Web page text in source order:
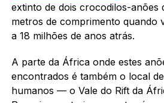
extinto de dois crocodilos-anões
metros de comprimento quando
a 18 milhões de anos atrás.
A parte da África onde estes
encontrados é também o local
humanos — o Vale do Rift da